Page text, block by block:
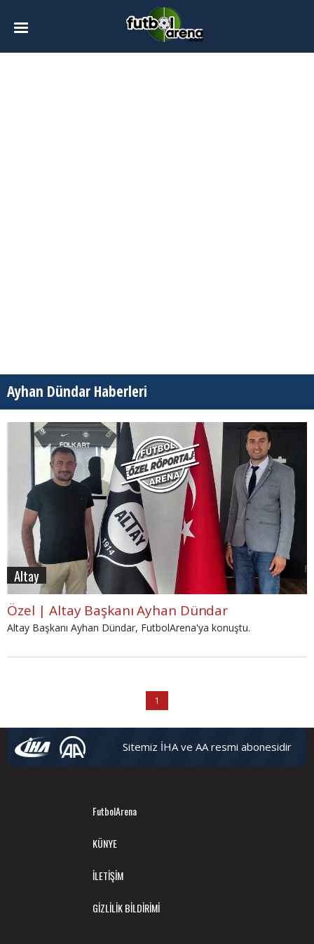
Ayhan Dündar Haberleri
Altay
Özel | Altay Başkanı Ayhan Dündar
Altay Başkanı Ayhan Dündar, FutbolArena'ya konuştu.
1
Sitemiz İHA ve AA resmi abonesidir
FutbolArena
KÜNYE
İLETİŞİM
GİZLİLİK BİLDİRİMİ